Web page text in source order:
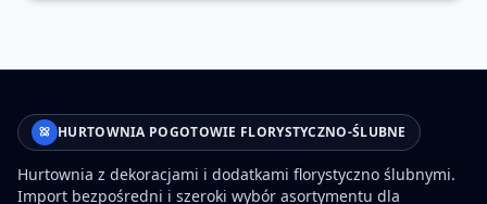
HURTOWNIA POGOTOWIE FLORYSTYCZNO-ŚLUBNE
Hurtownia z dekoracjami i dodatkami florystyczno ślubnymi.
Import bezpośredni i szeroki wybór asortymentu dla